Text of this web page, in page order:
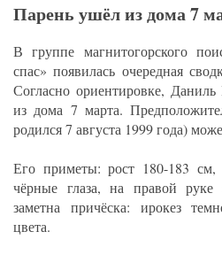
Парень ушёл из дома 7
В группе магнитогорского
спас» появилась очередная
Согласно ориентировке,
из дома 7 марта.
родился 7 августа 1999 года)
Его приметы: рост 180-183 см,
чёрные глаза, на правой руке
заметна причёска: ирокез
цвета.